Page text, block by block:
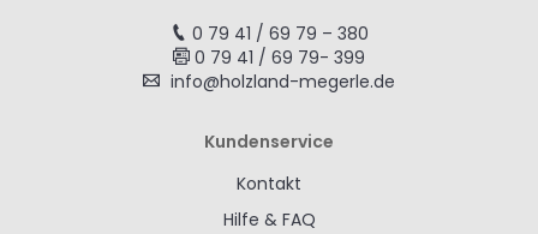
0 79 41 / 69 79 – 380
0 79 41 / 69 79- 399
info@holzland-megerle.de
Kundenservice
Kontakt
Hilfe & FAQ